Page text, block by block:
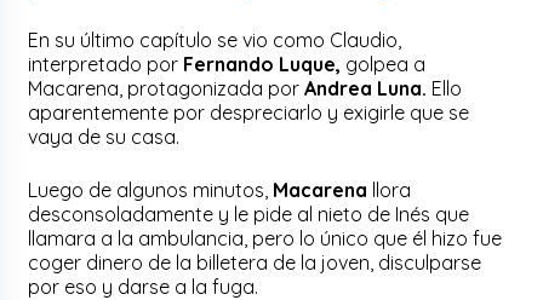
En su último capítulo se vio como Claudio,
interpretado por Fernando Luque, golpea a
Macarena, protagonizada porAndrea Luna. Ello
aparentemente por despreciarlo y exigirle que se
vaya de su casa.
Luego de algunos minutos, Macarena llora
desconsoladamente y le pide al nieto de Inés que
llamara a la ambulancia, pero lo único que él hizo fue
coger dinero de la billetera de la joven, disculparse
por eso y darse a la fuga.